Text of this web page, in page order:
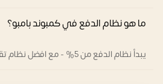
ما هو نظام الدفع في كمبوند بامبو؟
يبدأ نظام الدفع من 5% - مع افضل نظام تقسيط يصل الى 9 سنوات